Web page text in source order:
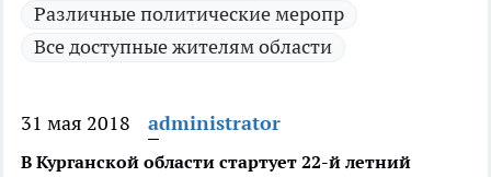
Различные политические меропр
Все доступные жителям области
31 мая 2018 administrator
В Курганской области стартует 22-й летний